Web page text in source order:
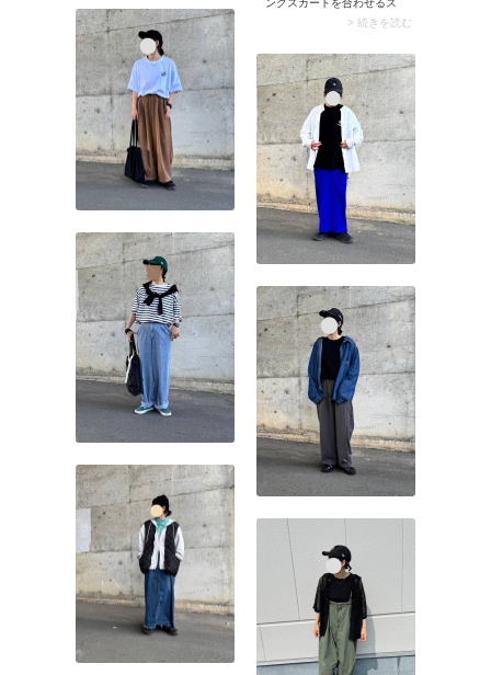
辛口なアウターは、ラフな
パンツにぴったりマッチ。
暖かい着心地でハンサムな
ルックスに決まる一枚で
す。
ングスカートを合わせるス
タイリングもおすすめで
ムスを合わせることで、都
会的なゲームシャツコーデ
が楽しめますよ。
> 続きを読む